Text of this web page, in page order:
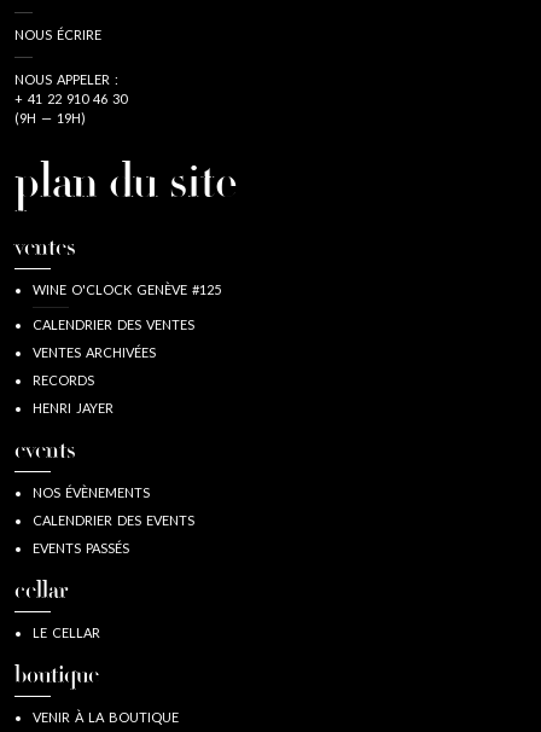
NOUS ÉCRIRE
NOUS APPELER :
+ 41 22 910 46 30
(9H — 19H)
plan du site
ventes
WINE O'CLOCK GENÈVE #125
CALENDRIER DES VENTES
VENTES ARCHIVÉES
RECORDS
HENRI JAYER
events
NOS ÉVÈNEMENTS
CALENDRIER DES EVENTS
EVENTS PASSÉS
cellar
LE CELLAR
boutique
VENIR À LA BOUTIQUE